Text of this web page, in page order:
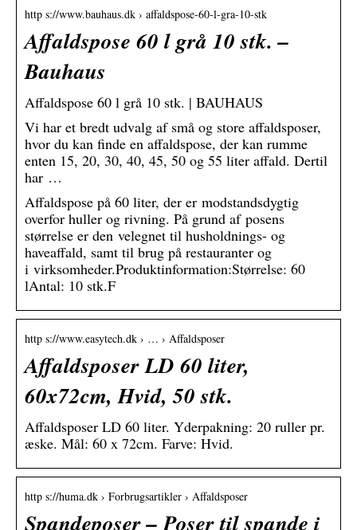
http s://www.bauhaus.dk › affaldspose-60-l-gra-10-stk
Affaldspose 60 l grå 10 stk. –
Bauhaus
Affaldspose 60 l grå 10 stk. | BAUHAUS
Vi har et bredt udvalg af små og store affaldsposer,
hvor du kan finde en affaldspose, der kan rumme
enten 15, 20, 30, 40, 45, 50 og 55 liter affald. Dertil
har …
Affaldspose på 60 liter, der er modstandsdygtig
overfor huller og rivning. På grund af posens
størrelse er den velegnet til husholdnings- og
haveaffald, samt til brug på restauranter og
i virksomheder.Produktinformation:Størrelse: 60
lAntal: 10 stk.F
http s://www.easytech.dk › … › Affaldsposer
Affaldsposer LD 60 liter,
60x72cm, Hvid, 50 stk.
Affaldsposer LD 60 liter. Yderpakning: 20 ruller pr.
æske. Mål: 60 x 72cm. Farve: Hvid.
http s://huma.dk › Forbrugsartikler › Affaldsposer
Spandeposer – Poser til spande i